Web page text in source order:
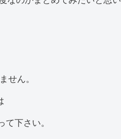
せん。
下さい。